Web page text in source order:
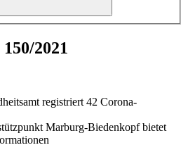
2021
registriert 42 Corona-
Marburg-Biedenkopf bietet